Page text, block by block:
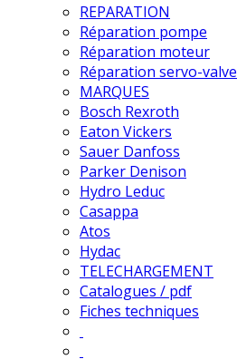
REPARATION
Réparation pompe
Réparation moteur
Réparation servo-valve
MARQUES
Bosch Rexroth
Eaton Vickers
Sauer Danfoss
Parker Denison
Hydro Leduc
Casappa
Atos
Hydac
TELECHARGEMENT
Catalogues / pdf
Fiches techniques